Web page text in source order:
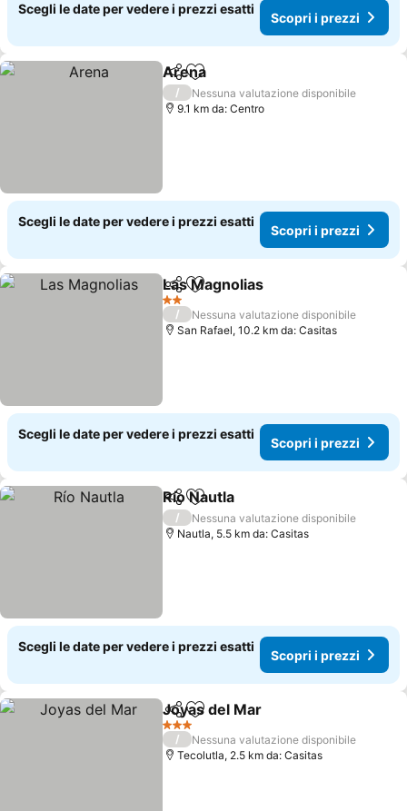
Scegli le date per vedere i prezzi esatti
Scopri i prezzi
CondividiAggiungi ai preferiti
Arena
/
Nessuna valutazione disponibile
9.1 km da: Centro
Scegli le date per vedere i prezzi esatti
Scopri i prezzi
CondividiAggiungi ai preferiti
Las Magnolias
2 Stelle
/
Nessuna valutazione disponibile
San Rafael, 10.2 km da: Casitas
Scegli le date per vedere i prezzi esatti
Scopri i prezzi
CondividiAggiungi ai preferiti
Río Nautla
/
Nessuna valutazione disponibile
Nautla, 5.5 km da: Casitas
Scegli le date per vedere i prezzi esatti
Scopri i prezzi
CondividiAggiungi ai preferiti
Joyas del Mar
3 Stelle
/
Nessuna valutazione disponibile
Tecolutla, 2.5 km da: Casitas